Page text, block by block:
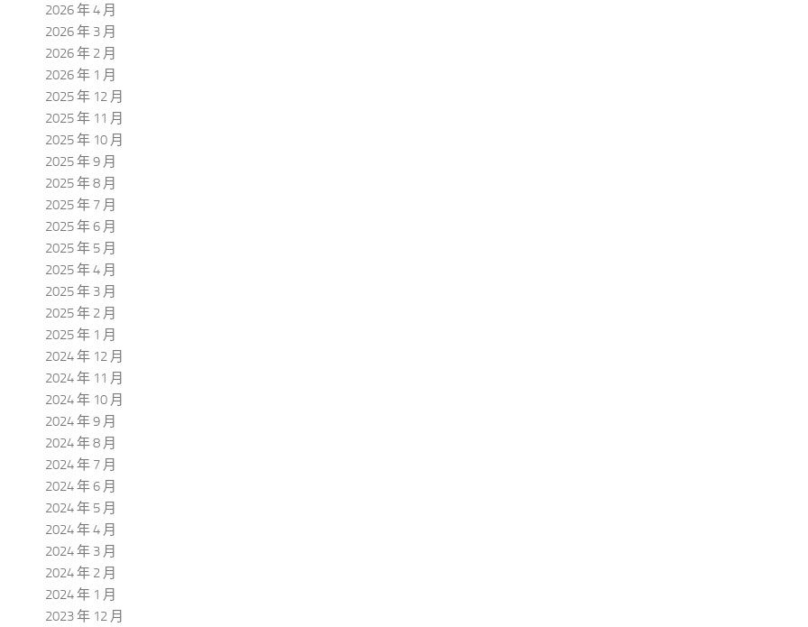
2026 年 4 月
2026 年 3 月
2026 年 2 月
2026 年 1 月
2025 年 12 月
2025 年 11 月
2025 年 10 月
2025 年 9 月
2025 年 8 月
2025 年 7 月
2025 年 6 月
2025 年 5 月
2025 年 4 月
2025 年 3 月
2025 年 2 月
2025 年 1 月
2024 年 12 月
2024 年 11 月
2024 年 10 月
2024 年 9 月
2024 年 8 月
2024 年 7 月
2024 年 6 月
2024 年 5 月
2024 年 4 月
2024 年 3 月
2024 年 2 月
2024 年 1 月
2023 年 12 月